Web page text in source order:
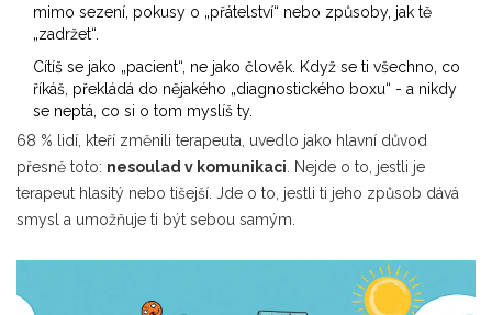
mimo sezení, pokusy o „přátelství“ nebo způsoby, jak tě
„zadržet“.
Cítíš se jako „pacient“, ne jako člověk. Když se ti všechno, co
říkáš, překládá do nějakého „diagnostického boxu“ - a nikdy
se neptá, co si o tom myslíš ty.
68 % lidí, kteří změnili terapeuta, uvedlo jako hlavní důvod
přesně toto: nesoulad v komunikaci . Nejde o to, jestli je
terapeut hlasitý nebo tišejší. Jde o to, jestli ti jeho způsob dává
smysl a umožňuje ti být sebou samým.